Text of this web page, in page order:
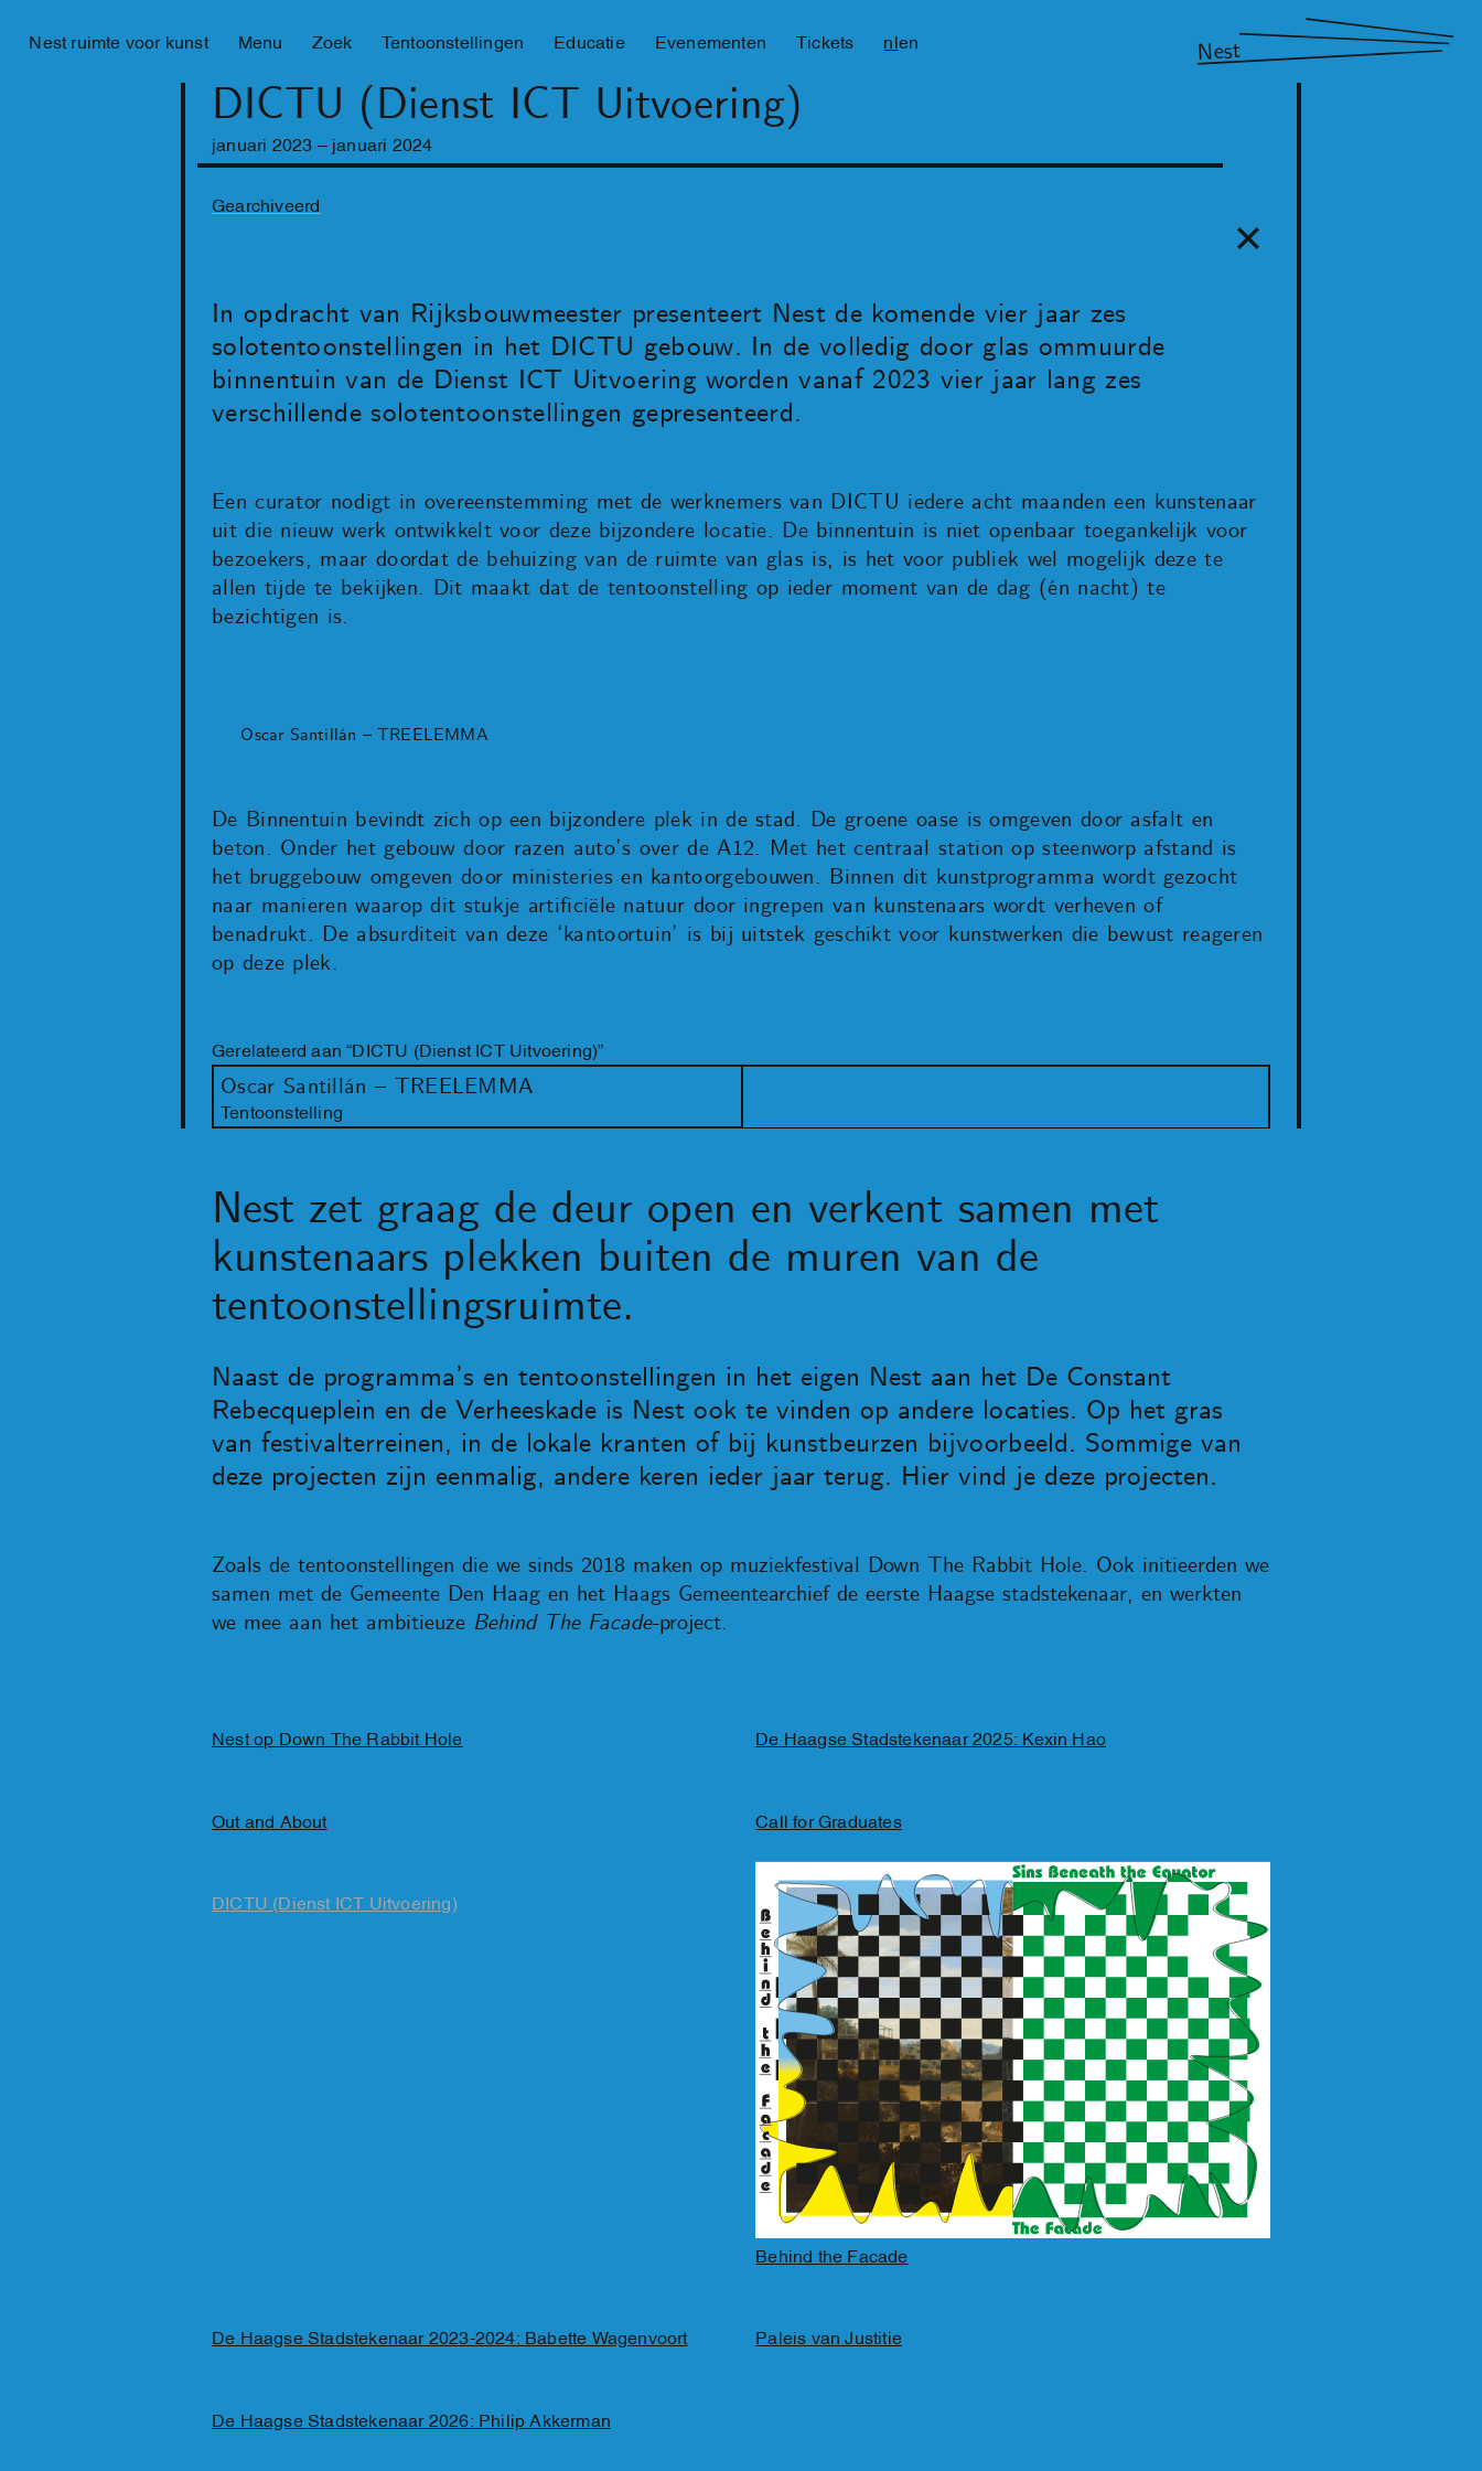
Nest ruimte voor kunst Menu Zoek Tentoonstellingen Educatie Evenementen Tickets nl en Nest
DICTU (Dienst ICT Uitvoering)
januari 2023 januari 2024
Gearchiveerd
In opdracht van Rijksbouwmeester presenteert Nest de komende vier jaar zes
solotentoonstellingen in het DICTU gebouw. In de volledig door glas ommuurde
binnentuin van de Dienst ICT Uitvoering worden vanaf 2023 vier jaar lang zes
verschillende solotentoonstellingen gepresenteerd.
Een curator nodigt in overeenstemming met de werknemers van DICTU iedere acht maanden een kunstenaar
uit die nieuw werk ontwikkelt voor deze bijzondere locatie. De binnentuin is niet openbaar toegankelijk voor
bezoekers, maar doordat de behuizing van de ruimte van glas is, is het voor publiek wel mogelijk deze te
allen tijde te bekijken. Dit maakt dat de tentoonstelling op ieder moment van de dag (én nacht) te
bezichtigen is.
Oscar Santillán – TREELEMMA
De Binnentuin bevindt zich op een bijzondere plek in de stad. De groene oase is omgeven door asfalt en
beton. Onder het gebouw door razen auto’s over de A12. Met het centraal station op steenworp afstand is
het bruggebouw omgeven door ministeries en kantoorgebouwen. Binnen dit kunstprogramma wordt gezocht
naar manieren waarop dit stukje artificiële natuur door ingrepen van kunstenaars wordt verheven of
benadrukt. De absurditeit van deze ‘kantoortuin’ is bij uitstek geschikt voor kunstwerken die bewust reageren
op deze plek.
Gerelateerd aan “DICTU (Dienst ICT Uitvoering)”
Oscar Santillán – TREELEMMA
Tentoonstelling
Nest zet graag de deur open en verkent samen met
kunstenaars plekken buiten de muren van de
tentoonstellingsruimte.
Naast de programma’s en tentoonstellingen in het eigen Nest aan het De Constant
Rebecqueplein en de Verheeskade is Nest ook te vinden op andere locaties. Op het gras
van festivalterreinen, in de lokale kranten of bij kunstbeurzen bijvoorbeeld. Sommige van
deze projecten zijn eenmalig, andere keren ieder jaar terug. Hier vind je deze projecten.
Zoals de tentoonstellingen die we sinds 2018 maken op muziekfestival Down The Rabbit Hole. Ook initieerden we
samen met de Gemeente Den Haag en het Haags Gemeentearchief de eerste Haagse stadstekenaar, en werkten
we mee aan het ambitieuze Behind The Facade-project.
Nest op Down The Rabbit Hole De Haagse Stadstekenaar 2025: Kexin Hao
Out and About Call for Graduates
DICTU (Dienst ICT Uitvoering)
Behind the Facade
De Haagse Stadstekenaar 2023-2024: Babette Wagenvoort Paleis van Justitie
De Haagse Stadstekenaar 2026: Philip Akkerman